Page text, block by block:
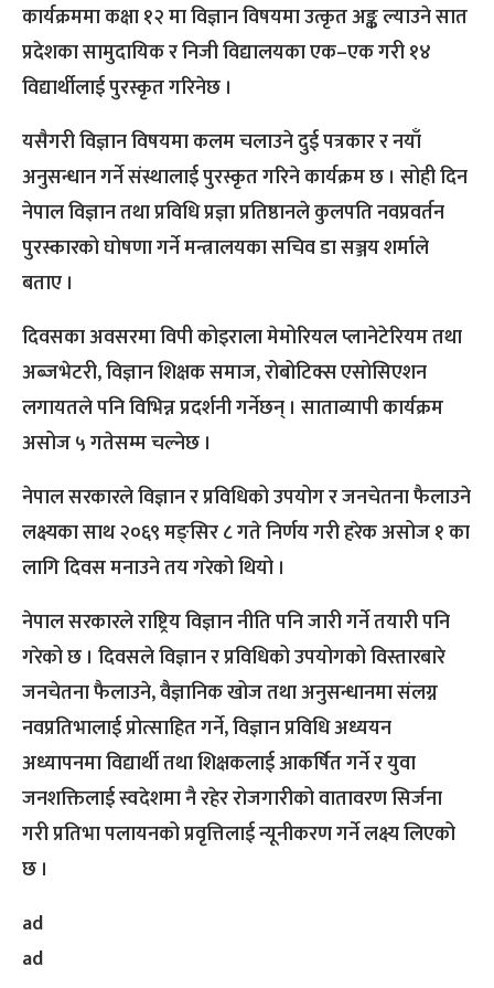
कार्यक्रममा कक्षा १२ मा विज्ञान विषयमा उत्कृत अङ्क ल्याउने सात
प्रदेशका सामुदायिक र निजी विद्यालयका एक–एक गरी १४
विद्यार्थीलाई पुरस्कृत गरिनेछ ।
यसैगरी विज्ञान विषयमा कलम चलाउने दुई पत्रकार र नयाँ
अनुसन्धान गर्ने संस्थालाई पुरस्कृत गरिने कार्यक्रम छ । सोही दिन
नेपाल विज्ञान तथा प्रविधि प्रज्ञा प्रतिष्ठानले कुलपति नवप्रवर्तन
पुरस्कारको घोषणा गर्ने मन्त्रालयका सचिव डा सञ्जय शर्माले
बताए ।
दिवसका अवसरमा विपी कोइराला मेमोरियल प्लानेटेरियम तथा
अब्जभेटरी, विज्ञान शिक्षक समाज, रोबोटिक्स एसोसिएशन
लगायतले पनि विभिन्न प्रदर्शनी गर्नेछन् । साताव्यापी कार्यक्रम
असोज ५ गतेसम्म चल्नेछ ।
नेपाल सरकारले विज्ञान र प्रविधिको उपयोग र जनचेतना फैलाउने
लक्ष्यका साथ २०६९ मङ्सिर ८ गते निर्णय गरी हरेक असोज १ का
लागि दिवस मनाउने तय गरेको थियो ।
नेपाल सरकारले राष्ट्रिय विज्ञान नीति पनि जारी गर्ने तयारी पनि
गरेको छ । दिवसले विज्ञान र प्रविधिको उपयोगको विस्तारबारे
जनचेतना फैलाउने, वैज्ञानिक खोज तथा अनुसन्धानमा संलग्न
नवप्रतिभालाई प्रोत्साहित गर्ने, विज्ञान प्रविधि अध्ययन
अध्यापनमा विद्यार्थी तथा शिक्षकलाई आकर्षित गर्ने र युवा
जनशक्तिलाई स्वदेशमा नै रहेर रोजगारीको वातावरण सिर्जना
गरी प्रतिभा पलायनको प्रवृत्तिलाई न्यूनीकरण गर्ने लक्ष्य लिएको
छ ।
ad
ad